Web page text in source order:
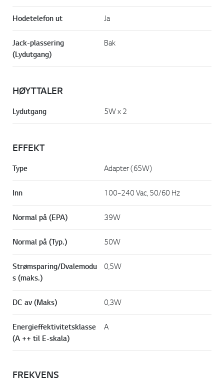
Hodetelefon ut Ja
Jack-plassering
(Lydutgang)
Bak
HØYTTALER
Lydutgang 5W x 2
EFFEKT
Type Adapter (65W)
Inn 100~240 Vac, 50/60 Hz
Normal på (EPA) 39W
Normal på (Typ.) 50W
Strømsparing/Dvalemodu
s (maks.)
0,5W
DC av (Maks) 0,3W
Energieffektivitetsklasse
(A ++ til E-skala)
A
FREKVENS